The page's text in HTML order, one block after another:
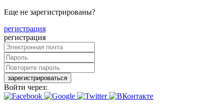
Еще не зарегистрированы?
регистрация
регистрация
зарегистрироваться
Войти через: